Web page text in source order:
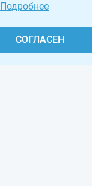
Подробнее
СОГЛАСЕН